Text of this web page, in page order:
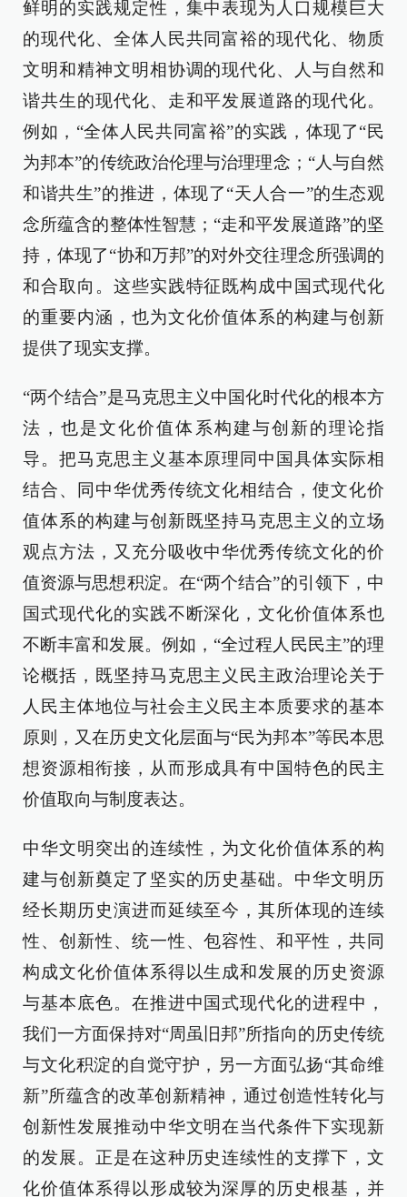
鲜明的实践规定性，集中表现为人口规模巨大
的现代化、全体人民共同富裕的现代化、物质
文明和精神文明相协调的现代化、人与自然和
谐共生的现代化、走和平发展道路的现代化。
例如，“全体人民共同富裕”的实践，体现了“民
为邦本”的传统政治伦理与治理理念；“人与自然
和谐共生”的推进，体现了“天人合一”的生态观
念所蕴含的整体性智慧；“走和平发展道路”的坚
持，体现了“协和万邦”的对外交往理念所强调的
和合取向。这些实践特征既构成中国式现代化
的重要内涵，也为文化价值体系的构建与创新
提供了现实支撑。
“两个结合”是马克思主义中国化时代化的根本方
法，也是文化价值体系构建与创新的理论指
导。把马克思主义基本原理同中国具体实际相
结合、同中华优秀传统文化相结合，使文化价
值体系的构建与创新既坚持马克思主义的立场
观点方法，又充分吸收中华优秀传统文化的价
值资源与思想积淀。在“两个结合”的引领下，中
国式现代化的实践不断深化，文化价值体系也
不断丰富和发展。例如，“全过程人民民主”的理
论概括，既坚持马克思主义民主政治理论关于
人民主体地位与社会主义民主本质要求的基本
原则，又在历史文化层面与“民为邦本”等民本思
想资源相衔接，从而形成具有中国特色的民主
价值取向与制度表达。
中华文明突出的连续性，为文化价值体系的构
建与创新奠定了坚实的历史基础。中华文明历
经长期历史演进而延续至今，其所体现的连续
性、创新性、统一性、包容性、和平性，共同
构成文化价值体系得以生成和发展的历史资源
与基本底色。在推进中国式现代化的进程中，
我们一方面保持对“周虽旧邦”所指向的历史传统
与文化积淀的自觉守护，另一方面弘扬“其命维
新”所蕴含的改革创新精神，通过创造性转化与
创新性发展推动中华文明在当代条件下实现新
的发展。正是在这种历史连续性的支撑下，文
化价值体系得以形成较为深厚的历史根基，并